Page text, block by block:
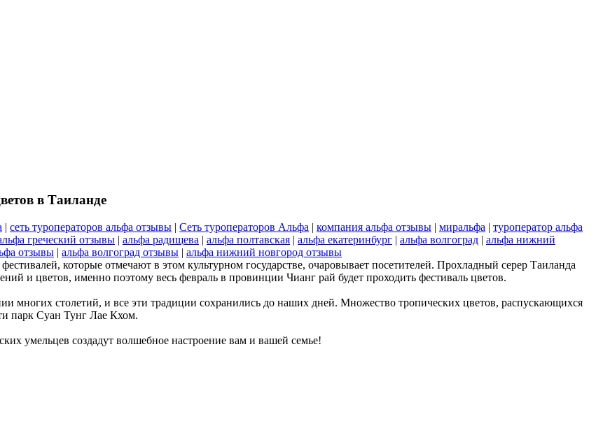
в Таиланде
| сеть туроператоров альфа отзывы | Сеть туроператоров Альфа | компания альфа отзывы | миральфа | туроператор альфа
греческий отзывы | альфа радищева | альфа полтавская | альфа екатеринбург | альфа волгоград | альфа нижний
отзывы | альфа волгоград отзывы | альфа нижний новгород отзывы
которые отмечают в этом культурном государстве, очаровывает посетителей. Прохладный серер Таиланда
и цветов, именно поэтому весь февраль в провинции Чианг рай будет проходить фестиваль цветов.
многих столетий, и все эти традиции сохранились до наших дней. Множество тропических цветов, распускающихся
парк Суан Тунг Лае Кхом.
умельцев создадут волшебное настроение вам и вашей семье!